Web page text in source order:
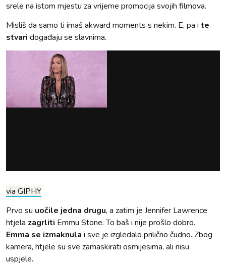
srele na istom mjestu za vrijeme promocija svojih filmova.
Misliš da samo ti imaš akward moments s nekim. E, pa i te
stvari događaju se slavnima.
via GIPHY
Prvo su uočile jedna drugu, a zatim je Jennifer Lawrence
htjela zagrliti Emmu Stone. To baš i nije prošlo dobro.
Emma se izmaknula i sve je izgledalo prilično čudno. Zbog
kamera, htjele su sve zamaskirati osmijesima, ali nisu
uspjele.